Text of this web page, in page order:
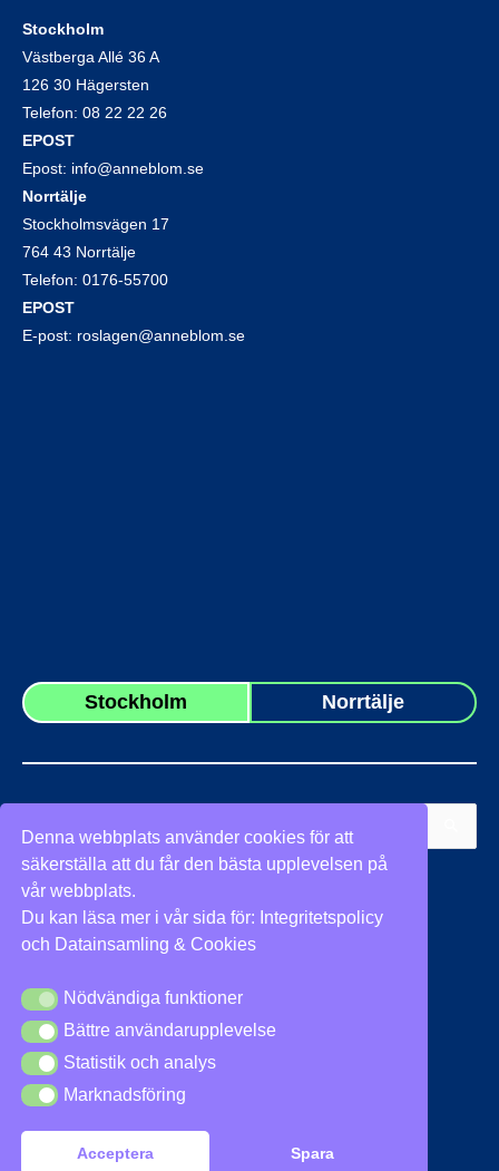
Denna webbplats använder cookies för att
säkerställa att du får den bästa upplevelsen på
vår webbplats.
Du kan läsa mer i vår sida för: Integritetspolicy
och Datainsamling & Cookies
Nödvändiga funktioner
Nödvändiga funktioner
Bättre användarupplevelse
Bättre användarupplevelse
Statistik och analys
Statistik och analys
Marknadsföring
Marknadsföring
Acceptera Spara
Stockholm
Västberga Allé 36 A
126 30 Hägersten
Telefon: 08 22 22 26
EPOST
Epost: info@anneblom.se
Norrtälje
Stockholmsvägen 17
764 43 Norrtälje
Telefon: 0176-55700
EPOST
E-post: roslagen@anneblom.se
Stockholm Norrtälje
efter:
Integritetspolicy|